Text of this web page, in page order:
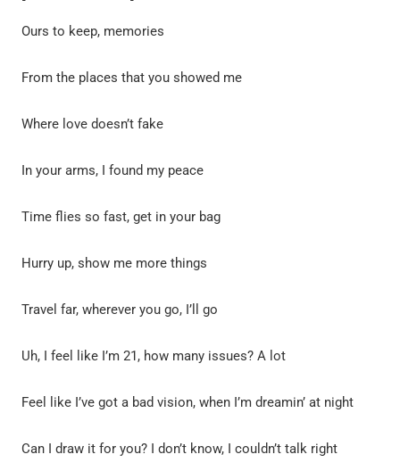
Ours to keep, memories
From the places that you showed me
Where love doesn’t fake
In your arms, I found my peace
Time flies so fast, get in your bag
Hurry up, show me more things
Travel far, wherever you go, I’ll go
Uh, I feel like I’m 21, how many issues? A lot
Feel like I’ve got a bad vision, when I’m dreamin’ at night
Can I draw it for you? I don’t know, I couldn’t talk right